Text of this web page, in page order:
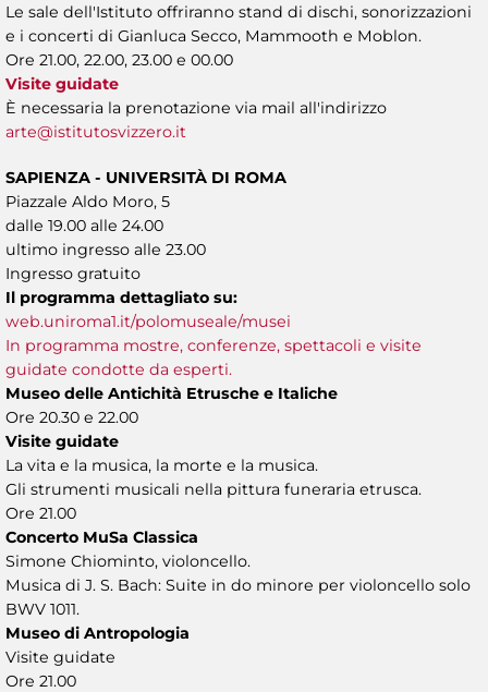
Le sale dell'Istituto offriranno stand di dischi, sonorizzazioni
e i concerti di Gianluca Secco, Mammooth e Moblon.
Ore 21.00, 22.00, 23.00 e 00.00
Visite guidate
È necessaria la prenotazione via mail all'indirizzo
arte@istitutosvizzero.it
SAPIENZA - UNIVERSITÀ DI ROMA
Piazzale Aldo Moro, 5
dalle 19.00 alle 24.00
ultimo ingresso alle 23.00
Ingresso gratuito
Il programma dettagliato su:
web.uniroma1.it/polomuseale/musei
In programma mostre, conferenze, spettacoli e visite
guidate condotte da esperti.
Museo delle Antichità Etrusche e Italiche
Ore 20.30 e 22.00
Visite guidate
La vita e la musica, la morte e la musica.
Gli strumenti musicali nella pittura funeraria etrusca.
Ore 21.00
Concerto MuSa Classica
Simone Chiominto, violoncello.
Musica di J. S. Bach: Suite in do minore per violoncello solo
BWV 1011.
Museo di Antropologia
Visite guidate
Ore 21.00